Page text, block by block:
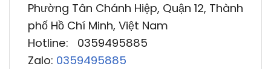
Phường Tân Chánh Hiệp, Quận 12, Thành
phố Hồ Chí Minh, Việt Nam
Hotline: 0359495885
Zalo: 0359495885